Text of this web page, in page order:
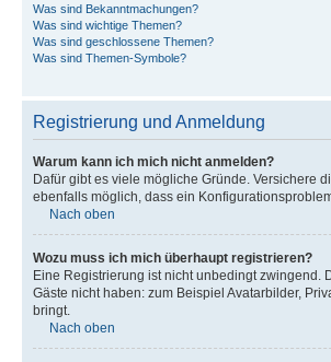
Was sind Bekanntmachungen?
Was sind wichtige Themen?
Was sind geschlossene Themen?
Was sind Themen-Symbole?
Registrierung und Anmeldung
Warum kann ich mich nicht anmelden?
Dafür gibt es viele mögliche Gründe. Versichere
ebenfalls möglich, dass ein
Nach oben
Wozu muss ich mich überhaupt registrieren?
Eine Registrierung ist nicht unbedingt zwingend.
Gäste nicht haben: zum Beispiel Avatarbilder,
bringt.
Nach oben